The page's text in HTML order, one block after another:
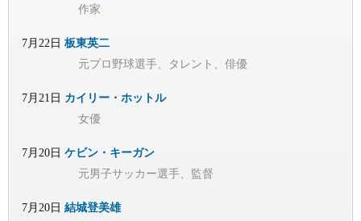
作家
7月22日 板東英二
元プロ野球選手、タレント、俳優
7月21日 カイリー・ホットル
女優
7月20日 ケビン・キーガン
元男子サッカー選手、監督
7月20日 結城登美雄